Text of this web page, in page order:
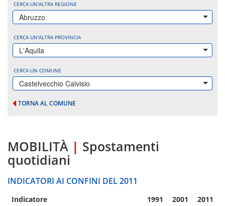
CERCA UN'ALTRA REGIONE
Abruzzo
CERCA UN'ALTRA PROVINCIA
L'Aquila
CERCA UN COMUNE
Castelvecchio Calvisio
TORNA AL COMUNE
MOBILITÀ | Spostamenti
quotidiani
INDICATORI AI CONFINI DEL 2011
Indicatore 1991 2001 2011